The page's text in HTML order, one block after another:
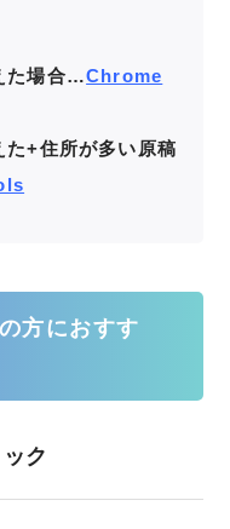
た場合…Chrome
+住所が多い原稿
方におすす
ク